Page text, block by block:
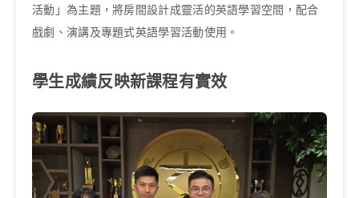
活動」為主題，將房間設計成靈活的英語學習空間，配合
戲劇、演講及專題式英語學習活動使用。
學生成績反映新課程有實效